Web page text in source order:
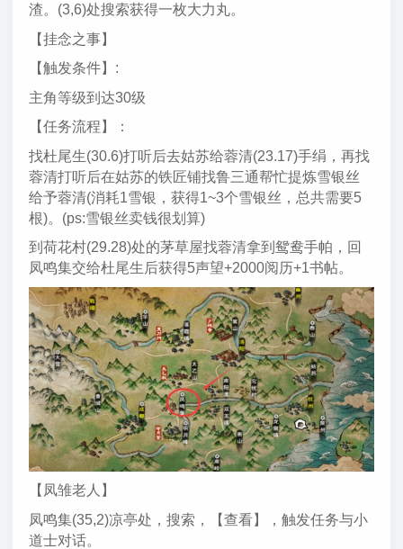
渣。(3,6)处搜索获得一枚大力丸。
【挂念之事】
【触发条件】:
主角等级到达30级
【任务流程】：
找杜尾生(30.6)打听后去姑苏给蓉清(23.17)手绢，再找
蓉清打听后在姑苏的铁匠铺找鲁三通帮忙提炼雪银丝
给予蓉清(消耗1雪银，获得1~3个雪银丝，总共需要5
根)。(ps:雪银丝卖钱很划算)
到荷花村(29.28)处的茅草屋找蓉清拿到鸳鸯手帕，回
凤鸣集交给杜尾生后获得5声望+2000阅历+1书帖。
【凤雏老人】
凤鸣集(35,2)凉亭处，搜索，【查看】，触发任务与小
道士对话。